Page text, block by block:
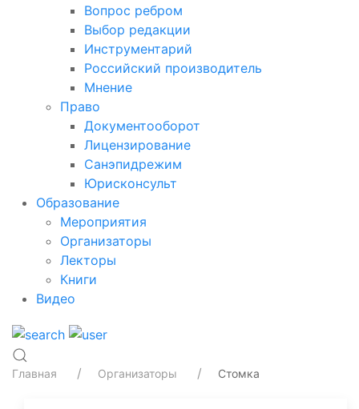
Вопрос ребром
Выбор редакции
Инструментарий
Российский производитель
Мнение
Право
Документооборот
Лицензирование
Санэпидрежим
Юрисконсульт
Образование
Мероприятия
Организаторы
Лекторы
Книги
Видео
Главная Организаторы Стомка